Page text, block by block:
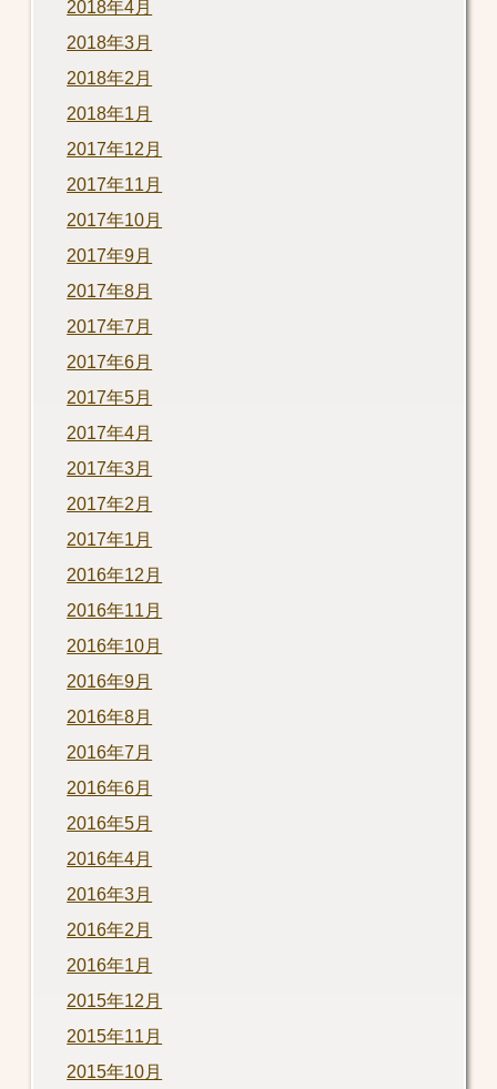
2018年4月
2018年3月
2018年2月
2018年1月
2017年12月
2017年11月
2017年10月
2017年9月
2017年8月
2017年7月
2017年6月
2017年5月
2017年4月
2017年3月
2017年2月
2017年1月
2016年12月
2016年11月
2016年10月
2016年9月
2016年8月
2016年7月
2016年6月
2016年5月
2016年4月
2016年3月
2016年2月
2016年1月
2015年12月
2015年11月
2015年10月